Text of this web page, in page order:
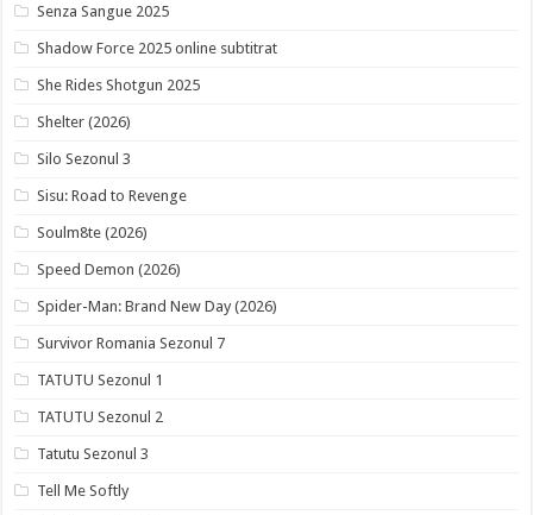
Senza Sangue 2025
Shadow Force 2025 online subtitrat
She Rides Shotgun 2025
Shelter (2026)
Silo Sezonul 3
Sisu: Road to Revenge
Soulm8te (2026)
Speed Demon (2026)
Spider-Man: Brand New Day (2026)
Survivor Romania Sezonul 7
TATUTU Sezonul 1
TATUTU Sezonul 2
Tatutu Sezonul 3
Tell Me Softly